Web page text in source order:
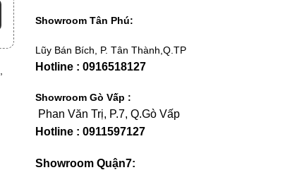
Showroom Tân Phú:
Lũy Bán Bích, P. Tân Thành,Q.TP
Hotline : 0916518127
Showroom Gò Vấp :
Phan Văn Trị, P.7, Q.Gò Vấp
Hotline : 0911597127
Showroom Quận7: